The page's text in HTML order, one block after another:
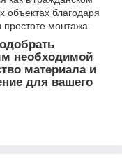
объектах благодаря
монтажа.
необходимой
материала и
для вашего